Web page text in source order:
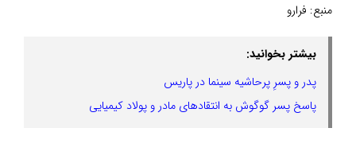
منبع: فرارو
بیشتر بخوانید:
پدر و پسرِ پرحاشیه سینما در پاریس
پاسخ پسر گوگوش به انتقادهای مادر و پولاد کیمیایی